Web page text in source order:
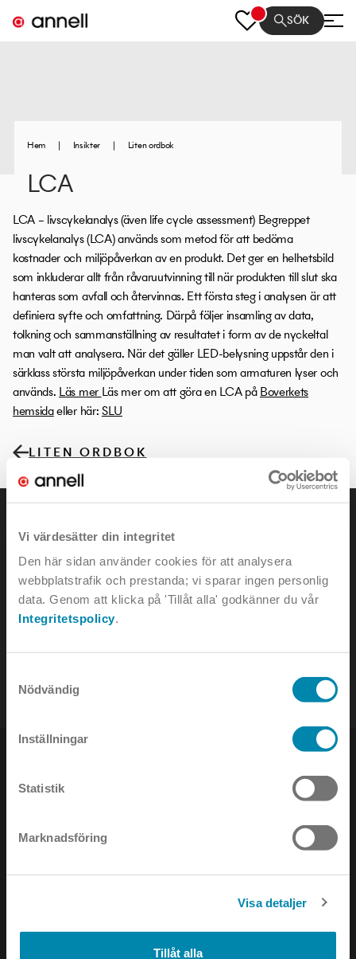
Vi värdesätter din integritet
Den här sidan använder cookies för att analysera
webbplatstrafik och prestanda; vi sparar ingen personlig
data. Genom att klicka på 'Tillåt alla' godkänner du vår
Integritetspolicy.
Nödvändig
Inställningar
Statistik
Marknadsföring
Visa detaljer
Tillåt alla
SÖK
Hem | Insikter | Liten ordbok
LCA
LCA – livscykelanalys (även life cycle assessment) Begreppet
livscykelanalys (LCA) används som metod för att bedöma
kostnader och miljöpåverkan av en produkt. Det ger en helhetsbild
som inkluderar allt från råvaruutvinning till när produkten till slut ska
hanteras som avfall och återvinnas. Ett första steg i analysen är att
definiera syfte och omfattning. Därpå följer insamling av data,
tolkning och sammanställning av resultatet i form av de nyckeltal
man valt att analysera. När det gäller LED-belysning uppstår den i
särklass största miljöpåverkan under tiden som armaturen lyser och
används. Läs mer Läs mer om att göra en LCA påBoverkets
hemsidaeller här:SLU
LITEN ORDBOK
KONTAKTA OSS
Håll dig uppdaterad om det senaste inom ljusets värld!